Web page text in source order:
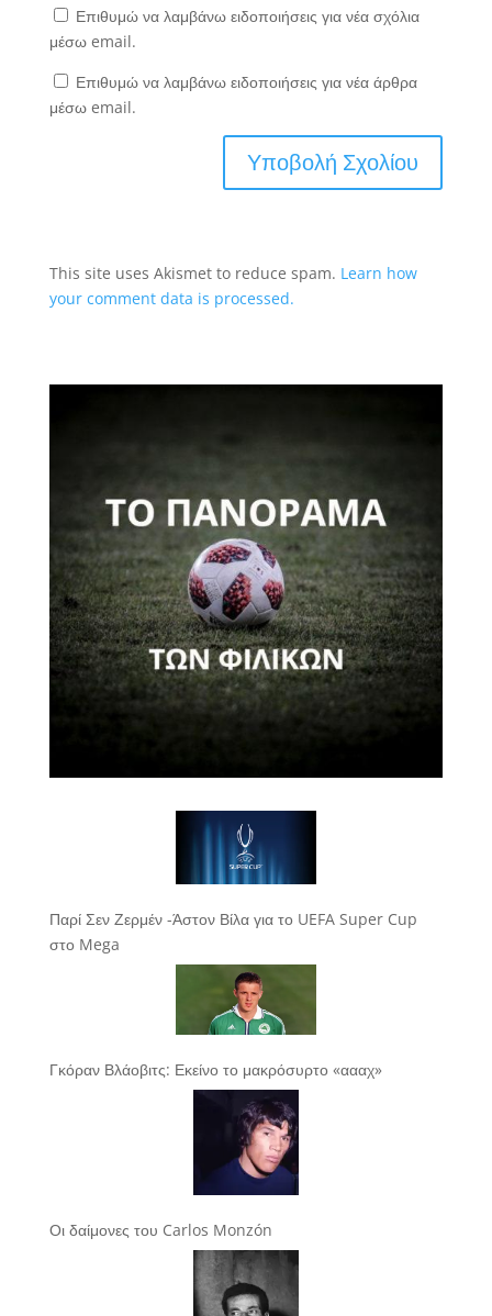
Επιθυμώ να λαμβάνω ειδοποιήσεις για νέα σχόλια
μέσω email.
Επιθυμώ να λαμβάνω ειδοποιήσεις για νέα άρθρα
μέσω email.
This site uses Akismet to reduce spam. Learn how
your comment data is processed.
Παρί Σεν Ζερμέν -Άστον Βίλα για το UEFA Super Cup
στο Mega
Γκόραν Βλάοβιτς: Εκείνο το μακρόσυρτο «αααχ»
Οι δαίμονες του Carlos Monzón